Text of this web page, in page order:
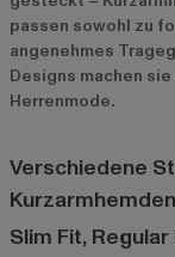
passen sowohl zu
angenehmes
Designs machen
Herrenmode.
Verschiedene
Kurzarmhemden
Slim Fit,